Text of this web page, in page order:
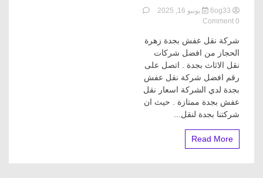
يونيو 16, 2025
0 Comment
on
نقل
عفش
بجدة
زهرة
الحجاز
خصم
30%
شركة نقل عفش بجدة زهرة
الحجاز من افضل شركات
نقل الاثاث بجدة . اتصل على
رقم افضل شركة نقل عفش
بجدة لدي الشركة اسعار نقل
عفش بجدة ممتازة . حيث ان
شركتنا بجدة لنقل...
Read More